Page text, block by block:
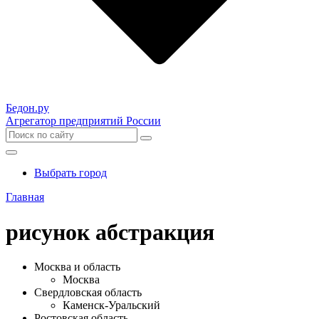
Бедон.ру
Агрегатор предприятий России
Выбрать город
Главная
рисунок абстракция
Москва и область
Москва
Свердловская область
Каменск-Уральский